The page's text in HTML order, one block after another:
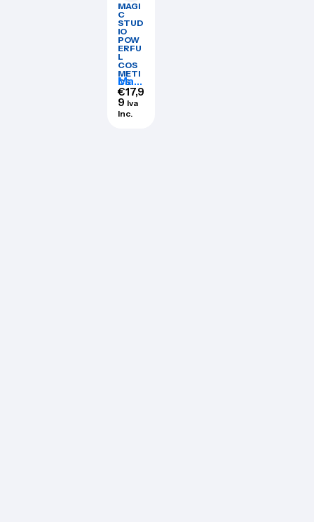
MAGI
C
STUD
IO
POW
ERFU
L
COS
METI
CS
Magi
c
Stud
io
€17,9
9 Iva
Inc.